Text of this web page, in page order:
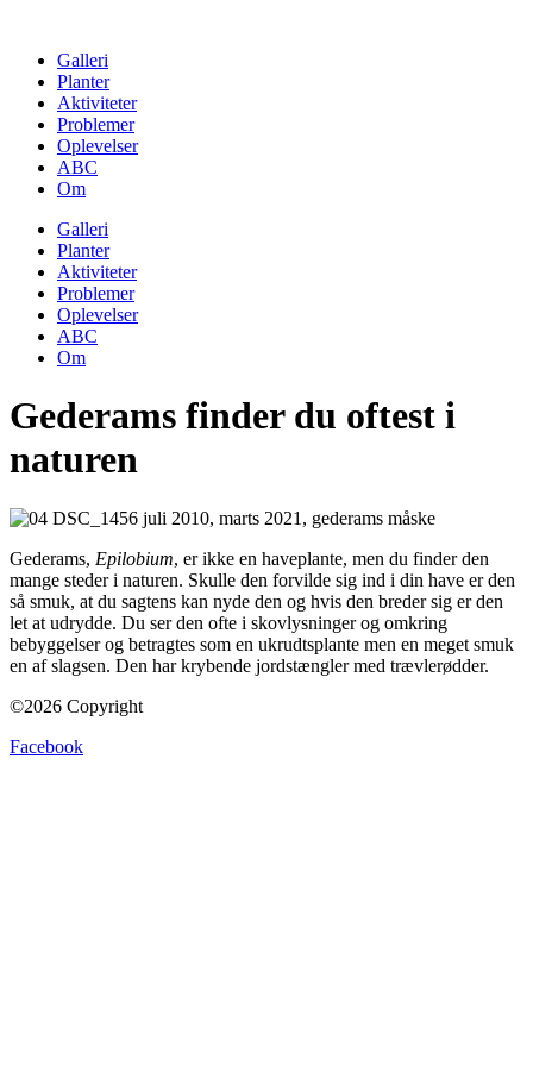
contentGalleri
Planter
Aktiviteter
Problemer
Oplevelser
ABC
Om
Galleri
Planter
Aktiviteter
Problemer
Oplevelser
ABC
Om
Gederams finder du oftest i
naturen
Gederams, Epilobium, er ikke en haveplante, men du finder den
mange steder i naturen. Skulle den forvilde sig ind i din have er den
så smuk, at du sagtens kan nyde den og hvis den breder sig er den
let at udrydde. Du ser den ofte i skovlysninger og omkring
bebyggelser og betragtes som en ukrudtsplante men en meget smuk
en af slagsen. Den har krybende jordstængler med trævlerødder.
©2026 Copyright
Facebook